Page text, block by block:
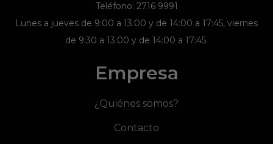
Teléfono: 2716 9991
Lunes a jueves de 9:00 a 13:00 y de 14:00 a 17:45, viernes
de 9:30 a 13:00 y de 14:00 a 17:45.
Empresa
¿Quiénes somos?
Contacto